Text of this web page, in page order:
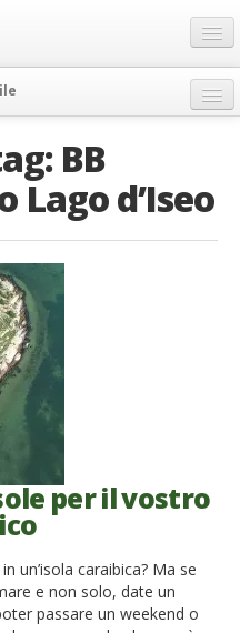
BB
d’Iseo
per il vostro
un’isola caraibica? Ma se
e non solo, date un
passare un weekend o